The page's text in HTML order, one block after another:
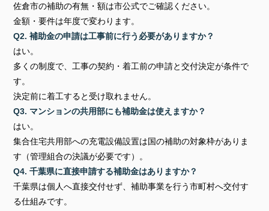
佐倉市の補助の有無・額は市公式でご確認ください。
金額・要件は年度で変わります。
Q2. 補助金の申請は工事前に行う必要がありますか？
はい。
多くの制度で、工事の契約・着工前の申請と交付決定が条件で
す。
決定前に着工すると受け取れません。
Q3. マンションの共用部にも補助金は使えますか？
はい。
集合住宅共用部への充電設備設置は国の補助の対象枠がありま
す（管理組合の決議が必要です）。
Q4. 千葉県に直接申請する補助金はありますか？
千葉県は個人へ直接交付せず、補助事業を行う市町村へ交付す
る仕組みです。